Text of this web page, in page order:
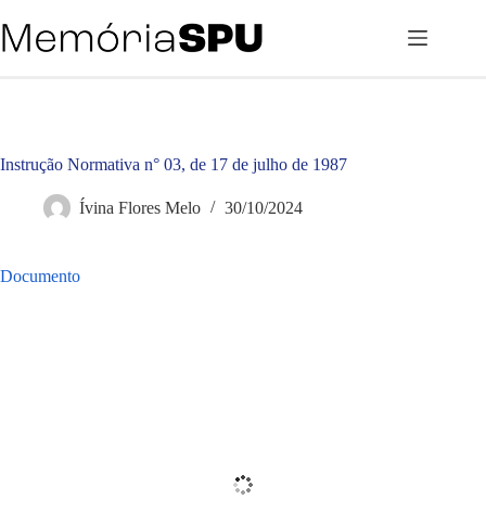
para
o
Instrução Normativa n° 03, de 17 de julho de 1987
Ívina Flores Melo 30/10/2024
Documento